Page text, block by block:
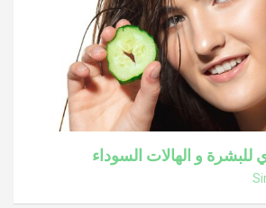
للبشرة و الهالات السوداء